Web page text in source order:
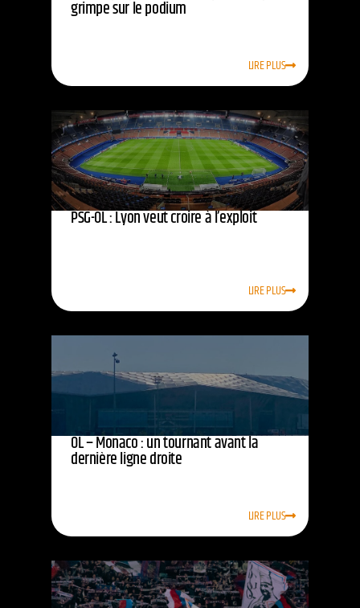
grimpe sur le podium
LIRE PLUS
PSG-OL : Lyon veut croire à l’exploit
LIRE PLUS
OL – Monaco : un tournant avant la
dernière ligne droite
LIRE PLUS